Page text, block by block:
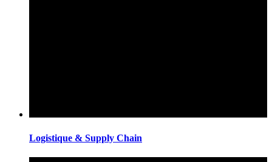
Logistique & Supply Chain